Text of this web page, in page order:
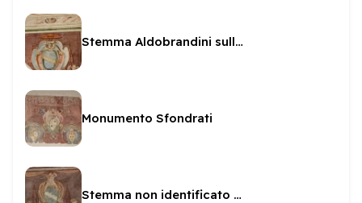
Stemma Aldobrandini sulla Rocca
Monumento Sfondrati
Stemma non identificato con putto